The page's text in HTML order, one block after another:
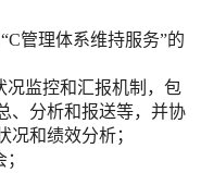
管理体系维持服务”的
况监控和汇报机制，包
、分析和报送等，并协
况和绩效分析；